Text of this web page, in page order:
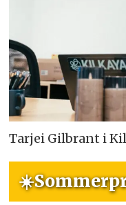
Tarjei Gilbrant i